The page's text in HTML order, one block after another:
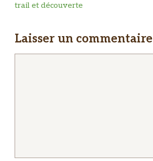
trail et découverte
Laisser un commentaire